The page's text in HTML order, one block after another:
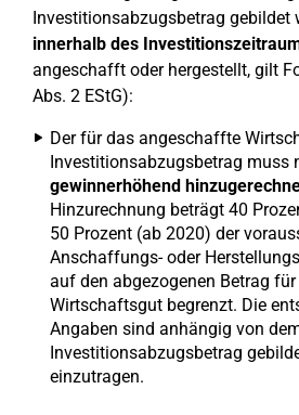
Investitionsabzugsbetrag gebildet
innerhalb des
angeschafft oder hergestellt, gilt
Abs. 2 EStG):
Der für das angeschaffte
Investitionsabzugsbetrag muss
gewinnerhöhend
Hinzurechnung beträgt 40
50 Prozent (ab 2020) der
Anschaffungs- oder
auf den abgezogenen Betrag
Wirtschaftsgut begrenzt. Die
Angaben sind anhängig von
Investitionsabzugsbetrag
einzutragen.